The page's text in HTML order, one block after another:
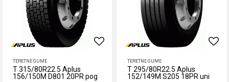
TERETNE GUME
T 315/80R22.5 Aplus
156/150M D801 20PR pog
TERETNE GUME
T 295/80R22.5 Aplus
152/149M S205 18PR uni